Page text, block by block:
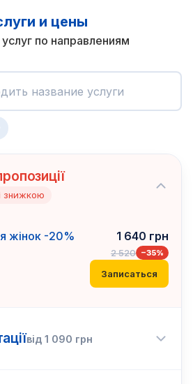
и цены
по направлениям
знижкою
жінок -20% 1 640 грн
2 520 −35%
Записаться
від 1 090 грн